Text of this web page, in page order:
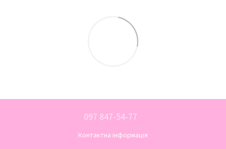
097 847-54-77
Контактна інформація